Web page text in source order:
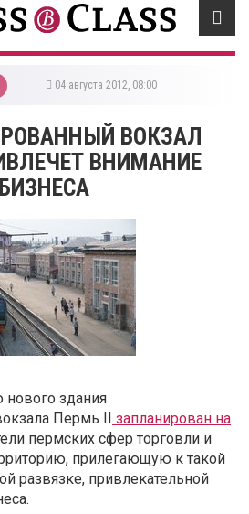
04 августа 2012, 08:00
ВОКЗАЛ
ВНИМАНИЕ
нового здания
Пермь II запланирован на
пермских сфер торговли и
прилегающую к такой
развязке, привлекательной